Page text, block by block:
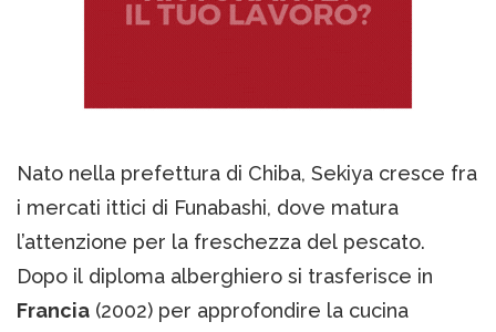
Nato nella prefettura di Chiba, Sekiya cresce fra
i mercati ittici di Funabashi, dove matura
l’attenzione per la freschezza del pescato.
Dopo il diploma alberghiero si trasferisce in
Francia (2002) per approfondire la cucina